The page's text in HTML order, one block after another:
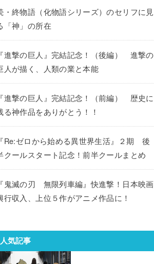
・終物語（化物語シリーズ）のセリフに見
「神」の所在
進撃の巨人』完結記念！（後編） 進撃の
人が描く、人類の業と本能
進撃の巨人』完結記念！（前編） 歴史に
る神作品をありがとう！！
Re:ゼロから始める異世界生活』２期 後
クールスタート記念！前半クールまとめ
鬼滅の刃 無限列車編』快進撃！日本映画
行収入、上位５作がアニメ作品に！
人気記事